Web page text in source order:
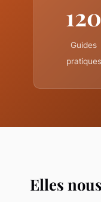
120
Guides
pratiques
Elles